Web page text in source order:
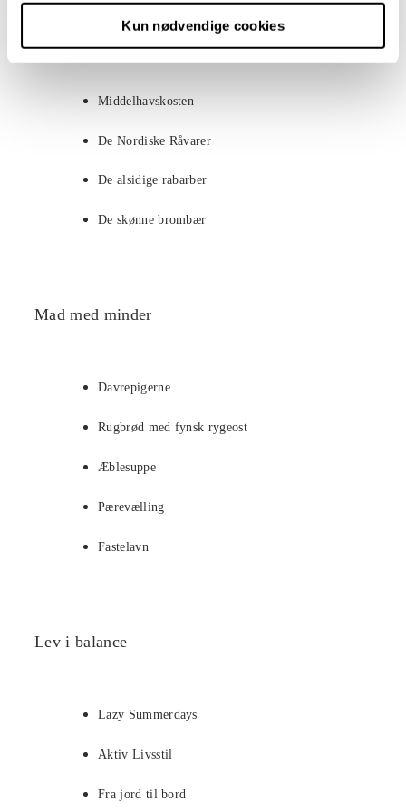
Kun nødvendige cookies
Smag og Sundhed
Middelhavskosten
De Nordiske Råvarer
De alsidige rabarber
De skønne brombær
Mad med minder
Davrepigerne
Rugbrød med fynsk rygeost
Æblesuppe
Pærevælling
Fastelavn
Lev i balance
Lazy Summerdays
Aktiv Livsstil
Fra jord til bord